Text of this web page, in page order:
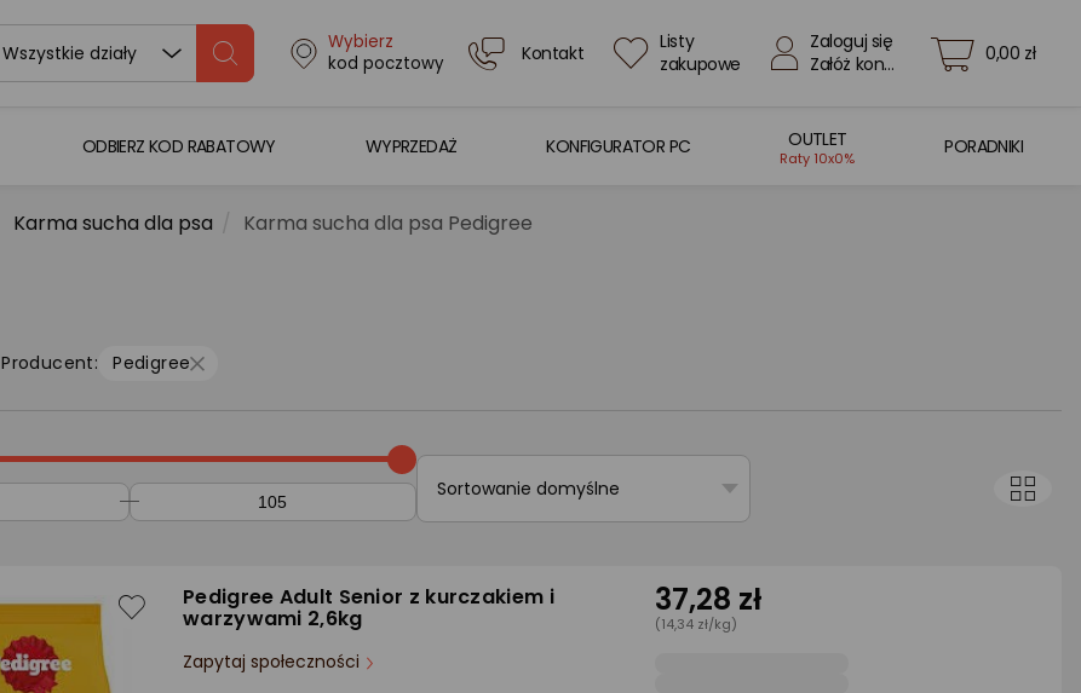
Wszystkie działy
Wybierz
kod pocztowy
Kontakt
Listy
zakupowe
Zaloguj się
Załóż konto
0,00 zł
ODBIERZ KOD RABATOWY WYPRZEDAŻ KONFIGURATOR PC OUTLET
Raty 10x0%
PORADNIKI
Karma sucha dla psa Karma sucha dla psa Pedigree
Producent: Pedigree
Sortowanie domyślne
Pedigree Adult Senior z kurczakiem i
warzywami 2,6kg
Zapytaj społeczności
37,28 zł
(14,34 zł/kg)